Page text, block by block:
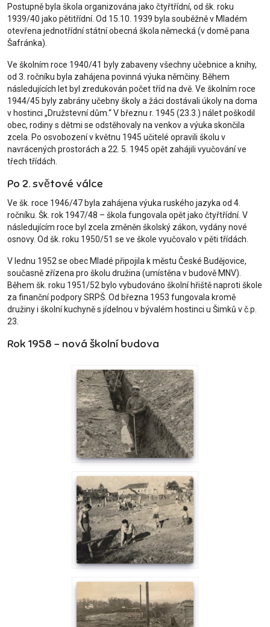
Postupně byla škola organizována jako čtyřtřídní, od šk. roku
1939/40 jako pětitřídní. Od 15.10. 1939 byla souběžně v Mladém
otevřena jednotřídní státní obecná škola německá (v domě pana
Šafránka).
Ve školním roce 1940/41 byly zabaveny všechny učebnice a knihy,
od 3. ročníku byla zahájena povinná výuka němčiny. Během
následujících let byl zredukován počet tříd na dvě. Ve školním roce
1944/45 byly zabrány učebny školy a žáci dostávali úkoly na doma
v hostinci „Družstevní dům.“ V březnu r. 1945 (23.3.) nálet poškodil
obec, rodiny s dětmi se odstěhovaly na venkov a výuka skončila
zcela. Po osvobození v květnu 1945 učitelé opravili školu v
navrácených prostorách a 22. 5. 1945 opět zahájili vyučování ve
třech třídách.
Po 2. světové válce
Ve šk. roce 1946/47 byla zahájena výuka ruského jazyka od 4.
ročníku. Šk. rok 1947/48 – škola fungovala opět jako čtyřtřídní. V
následujícím roce byl zcela změněn školský zákon, vydány nové
osnovy. Od šk. roku 1950/51 se ve škole vyučovalo v pěti třídách.
V lednu 1952 se obec Mladé připojila k městu České Budějovice,
současně zřízena pro školu družina (umístěna v budově MNV).
Během šk. roku 1951/52 bylo vybudováno školní hřiště naproti škole
za finanční podpory SRPŠ. Od března 1953 fungovala kromě
družiny i školní kuchyně s jídelnou v bývalém hostinci u Šimků v č.p.
23.
Rok 1958 - nová školní budova